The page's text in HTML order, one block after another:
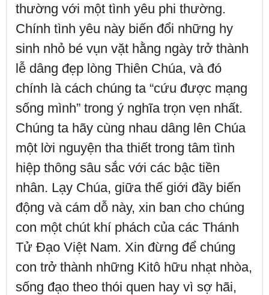
thường với một tình yêu phi thường.
Chính tình yêu này biến đổi những hy
sinh nhỏ bé vụn vặt hằng ngày trở thành
lễ dâng đẹp lòng Thiên Chúa, và đó
chính là cách chúng ta “cứu được mạng
sống mình” trong ý nghĩa trọn vẹn nhất.
Chúng ta hãy cùng nhau dâng lên Chúa
một lời nguyện tha thiết trong tâm tình
hiệp thông sâu sắc với các bậc tiền
nhân. Lạy Chúa, giữa thế giới đầy biến
động và cám dỗ này, xin ban cho chúng
con một chút khí phách của các Thánh
Tử Đạo Việt Nam. Xin đừng để chúng
con trở thành những Kitô hữu nhạt nhòa,
sống đạo theo thói quen hay vì sợ hãi,